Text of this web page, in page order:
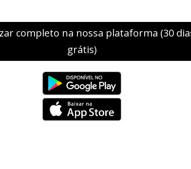
completo na nossa plataforma (30
grátis)